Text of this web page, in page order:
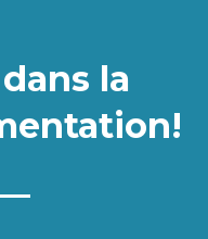
la